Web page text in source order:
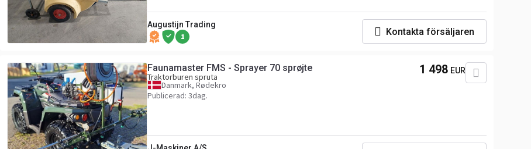
Augustijn Trading
1 Kontakta försäljaren
Faunamaster FMS - Sprayer 70 sprøjte
Traktorburen spruta
Danmark, Rødekro
Publicerad: 3dag.
1 498 EUR